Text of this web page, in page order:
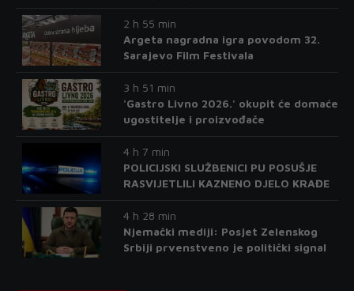
2 h 55 min
Argeta nagradna igra povodom 32.
Sarajevo Film Festivala
3 h 51 min
'Gastro Livno 2026.' okupit će domaće
ugostitelje i proizvođače
4 h 7 min
POLICIJSKI SLUŽBENICI PU POSUŠJE
RASVIJETLILI KAZNENO DJELO KRAĐE
4 h 28 min
Njemački mediji: Posjet Zelenskog
Srbiji prvenstveno je politički signal